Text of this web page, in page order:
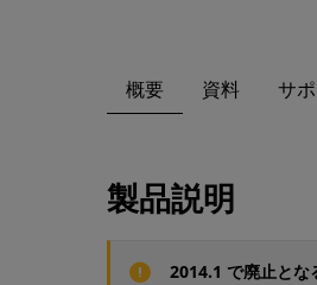
概要 資料 サ
製品説明
2014.1 で廃止とな